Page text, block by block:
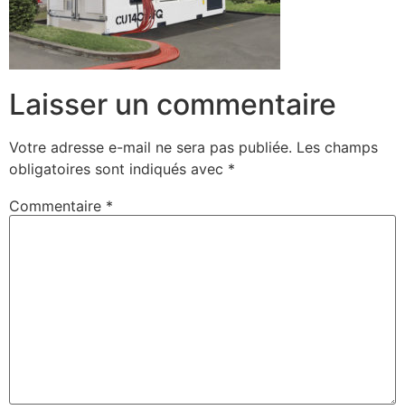
Laisser un commentaire
Votre adresse e-mail ne sera pas publiée. Les champs
obligatoires sont indiqués avec *
Commentaire *